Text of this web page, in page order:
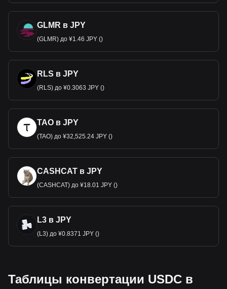
GLMR в JPY
(GLMR) до ¥1.46 JPY ()
RLS в JPY
(RLS) до ¥0.3063 JPY ()
TAO в JPY
(TAO) до ¥32,525.24 JPY ()
CASHCAT в JPY
(CASHCAT) до ¥18.01 JPY ()
L3 в JPY
(L3) до ¥0.8371 JPY ()
Таблицы конвертации USDC в